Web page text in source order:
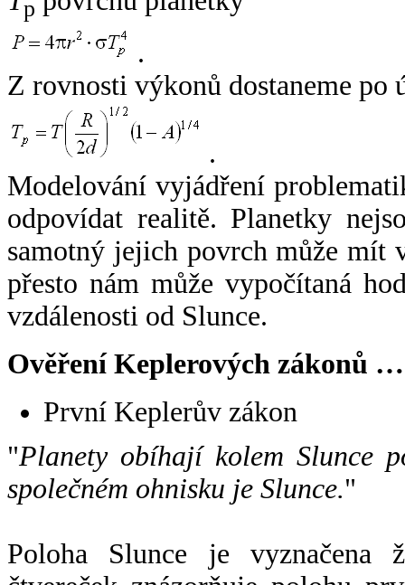
p
.
Z rovnosti výkonů dostaneme po
.
Modelování vyjádření
odpovídat realitě. Planetky
samotný jejich povrch může mít
přesto nám může vypočítaná
vzdálenosti od Slunce.
Ověření Keplerových zákonů …
První Keplerův zákon
"Planety obíhají kolem Slunce
společném ohnisku je Slunce."
Poloha Slunce je vyznačena